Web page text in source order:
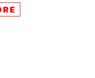
โดยในเดือนเมษายน
ง 1.7% เมื่อเทียบกับ